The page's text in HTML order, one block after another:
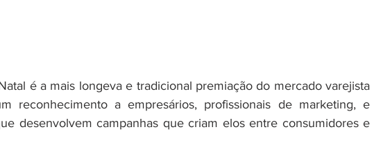
é a mais longeva e tradicional premiação do mercado varejista
reconhecimento a empresários, profissionais de marketing, e
desenvolvem campanhas que criam elos entre consumidores e